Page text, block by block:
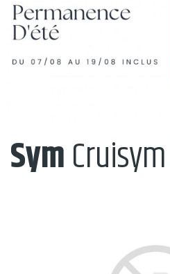
Sym